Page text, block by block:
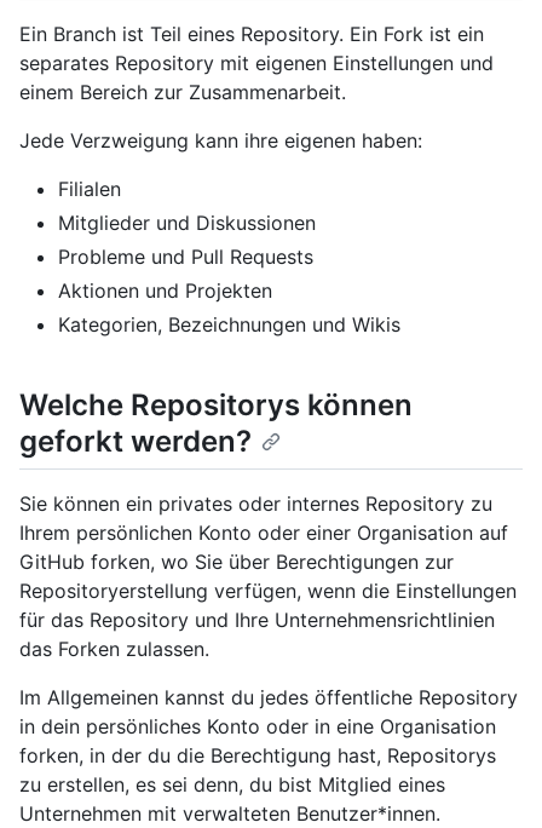
Ein Branch ist Teil eines Repository. Ein Fork ist ein
separates Repository mit eigenen Einstellungen und
einem Bereich zur Zusammenarbeit.
Jede Verzweigung kann ihre eigenen haben:
Filialen
Mitglieder und Diskussionen
Probleme und Pull Requests
Aktionen und Projekten
Kategorien, Bezeichnungen und Wikis
Welche Repositorys können
geforkt werden?
Sie können ein privates oder internes Repository zu
Ihrem persönlichen Konto oder einer Organisation auf
GitHub forken, wo Sie über Berechtigungen zur
Repositoryerstellung verfügen, wenn die Einstellungen
für das Repository und Ihre Unternehmensrichtlinien
das Forken zulassen.
Im Allgemeinen kannst du jedes öffentliche Repository
in dein persönliches Konto oder in eine Organisation
forken, in der du die Berechtigung hast, Repositorys
zu erstellen, es sei denn, du bist Mitglied eines
Unternehmen mit verwalteten Benutzer*innen.